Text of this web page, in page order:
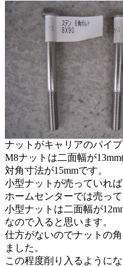
ナットがキャリアのパイプ
M8ナットは二面幅が
対角寸法が15mmです。
小型ナットが売っていれ
ホームセンターでは売って
小型ナットは二面幅が
なので入ると思います。
仕方がないのでナットの
ました。
この程度削り入るようにな